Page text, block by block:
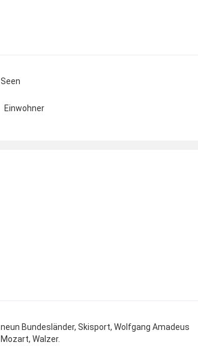
Seen
Einwohner
neun Bundesländer, Skisport, Wolfgang Amadeus
Mozart, Walzer.